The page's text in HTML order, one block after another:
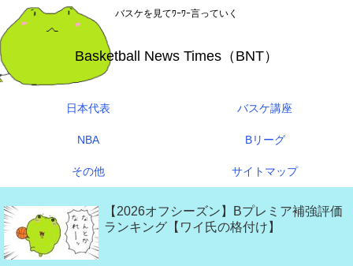
バスケを見てﾜｰﾜｰ言っていく
Basketball News Times（BNT）
日本代表 バスケ講座
NBA Bリーグ
その他 サイトマップ
【2026オフシーズン】Bプレミア補強評価
ランキング【ワイ氏の格付け】